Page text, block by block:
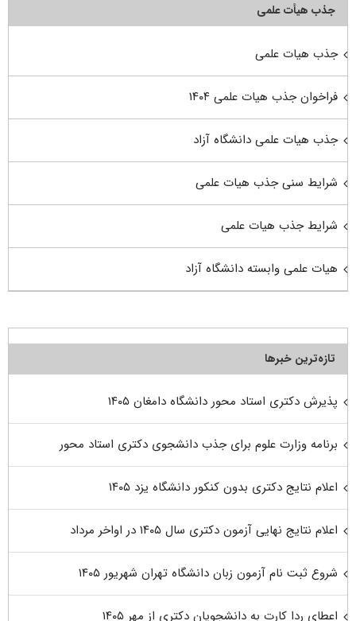
جذب هیأت علمی
جذب هیات علمی
فراخوان جذب هیات علمی ۱۴۰۴
جذب هیات علمی دانشگاه آزاد
شرایط سنی جذب هیات علمی
شرایط جذب هیات علمی
هیات علمی وابسته دانشگاه آزاد
تازه‌ترین خبرها
پذیرش دکتری استاد محور دانشگاه دامغان ۱۴۰۵
برنامه وزارت علوم برای جذب دانشجوی دکتری استاد محور
اعلام نتایج دکتری بدون کنکور دانشگاه یزد ۱۴۰۵
اعلام نتایج نهایی آزمون دکتری سال ۱۴۰۵ در اواخر مرداد
شروع ثبت نام آزمون زبان دانشگاه تهران شهریور ۱۴۰۵
اعطای ردا کارت به دانشجویان دکتری از مهر ۱۴۰۵